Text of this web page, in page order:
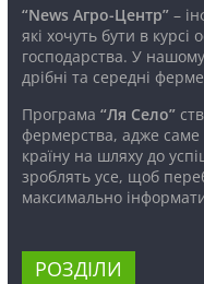
“News Агро-Центр”–
які хочуть бути в курсі
господарства. У
дрібні та середні
Програма “Ля Село”
фермерства, адже саме
країну на шляху до
зроблять усе, щоб
максимально
РОЗДІЛИ